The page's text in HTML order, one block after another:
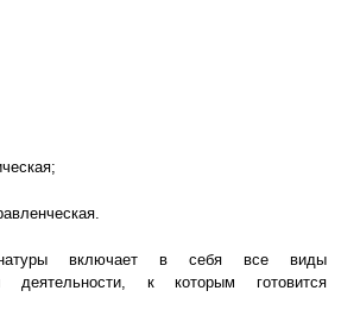
включает в себя все виды
деятельности, к которым готовится